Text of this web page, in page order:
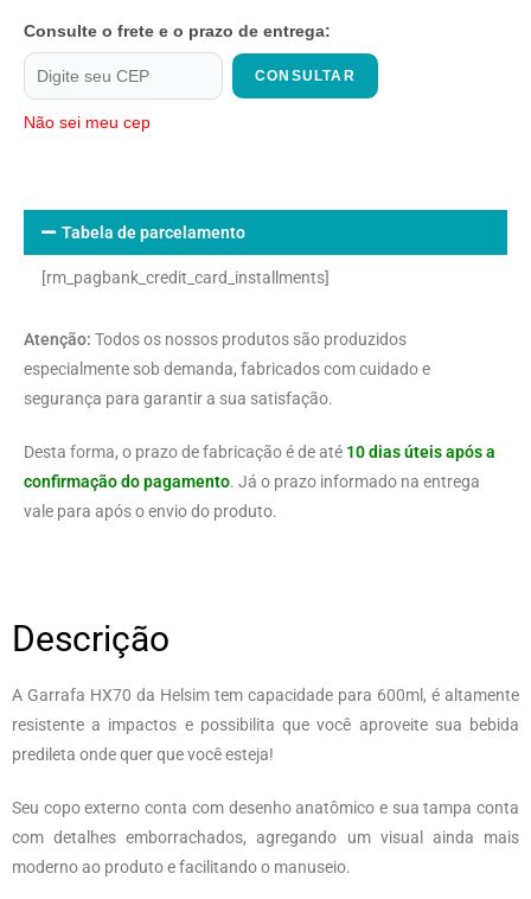
Consulte o frete e o prazo de entrega:
CONSULTAR
Não sei meu cep
Tabela de parcelamento
[rm_pagbank_credit_card_installments]
Atenção: Todos os nossos produtos são produzidos
especialmente sob demanda, fabricados com cuidado e
segurança para garantir a sua satisfação.
Desta forma, o prazo de fabricação é de até 10 dias úteis após a
confirmação do pagamento. Já o prazo informado na entrega
vale para após o envio do produto.
Descrição
A Garrafa HX70 da Helsim tem capacidade para 600ml, é altamente
resistente a impactos e possibilita que você aproveite sua bebida
predileta onde quer que você esteja!
Seu copo externo conta com desenho anatômico e sua tampa conta
com detalhes emborrachados, agregando um visual ainda mais
moderno ao produto e facilitando o manuseio.